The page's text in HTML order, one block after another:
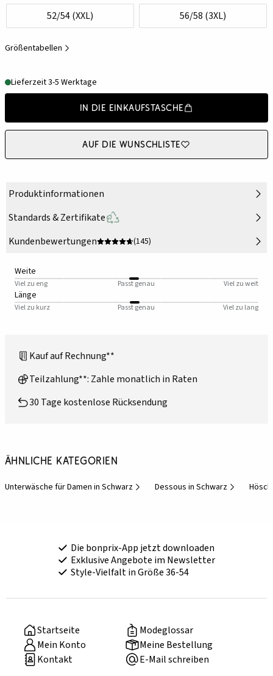
52/54 (XXL) 56/58 (3XL)
Größentabellen
Lieferzeit 3-5 Werktage
In die Einkaufstasche
Auf die Wunschliste
Produktinformationen
Standards & Zertifikate
Kundenbewertungen
(145)
Weite
Viel zu eng Passt genau Viel zu weit
Länge
Viel zu kurz Passt genau Viel zu lang
Kauf auf Rechnung**
Teilzahlung**: Zahle monatlich in Raten
30 Tage kostenlose Rücksendung
Ähnliche Kategorien
Unterwäsche für Damen in Schwarz Dessous in Schwarz
Die bonprix-App jetzt downloaden
Exklusive Angebote im Newsletter
Style-Vielfalt in Größe 36-54
Startseite
Modeglossar
Mein Konto
Meine Bestellung
Kontakt
E-Mail schreiben